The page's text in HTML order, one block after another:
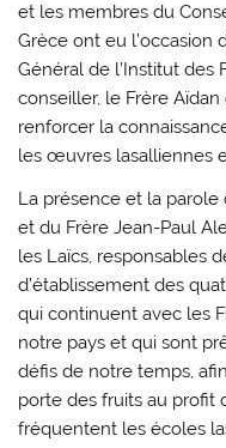
et les membres du
Grèce ont eu l’occasion
Général de l’Institut des
conseiller, le Frère
renforcer la
les œuvres lasalliennes
La présence et la parole
et du Frère Jean-Paul
les Laïcs, responsables
d’établissement des
qui continuent avec les
notre pays et qui sont
défis de notre temps,
porte des fruits au profit
fréquentent les écoles